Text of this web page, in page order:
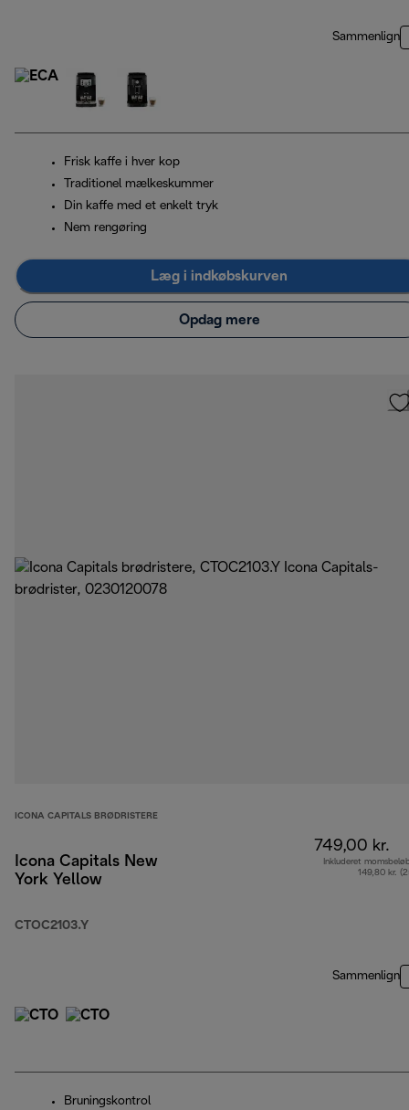
Sammenlign
Frisk kaffe i hver kop
Traditionel mælkeskummer
Din kaffe med et enkelt tryk
Nem rengøring
Læg i indkøbskurven
Opdag mere
ICONA CAPITALS BRØDRISTERE
Icona Capitals New
York Yellow
CTOC2103.Y
749,00 kr.
Inkluderet
149,80 kr.
Sammenlign
Bruningskontrol